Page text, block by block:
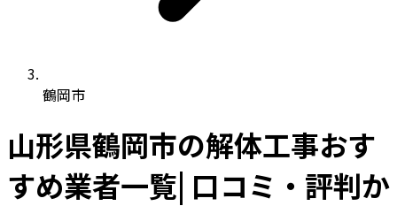
鶴岡市
山形県鶴岡市の解体工事おす
すめ業者一覧| 口コミ・評判か